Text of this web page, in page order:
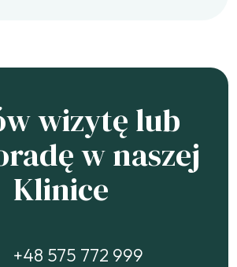
wizytę lub
w naszej
Klinice
+48 575 772 999